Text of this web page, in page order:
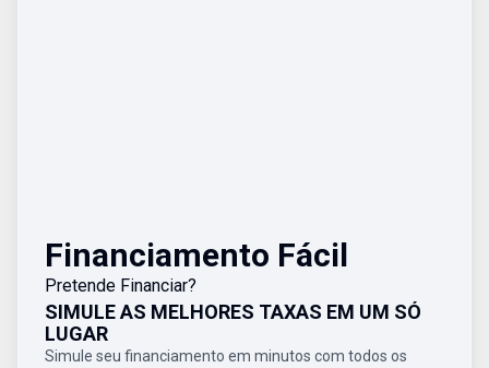
Financiamento Fácil
Pretende Financiar?
SIMULE AS MELHORES TAXAS EM UM SÓ
LUGAR
Simule seu financiamento em minutos com todos os